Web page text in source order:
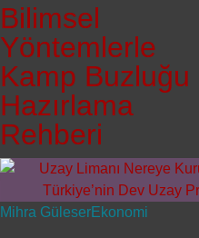
Bilimsel
Yöntemlerle
Kamp Buzluğu
Hazırlama
Rehberi
Mihra GüleserEkonomi